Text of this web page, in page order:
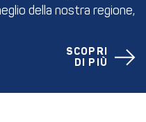
della nostra regione,
SCOPRI
DI PIÙ